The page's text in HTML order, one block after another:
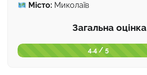
Місто: Миколаїв
Загальна оцінка
4.4 / 5